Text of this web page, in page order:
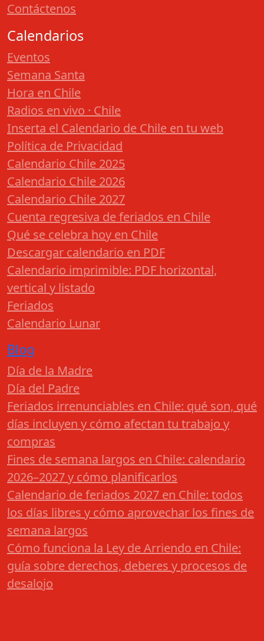
Contáctenos
Calendarios
Eventos
Semana Santa
Hora en Chile
Radios en vivo · Chile
Inserta el Calendario de Chile en tu web
Política de Privacidad
Calendario Chile 2025
Calendario Chile 2026
Calendario Chile 2027
Cuenta regresiva de feriados en Chile
Qué se celebra hoy en Chile
Descargar calendario en PDF
Calendario imprimible: PDF horizontal,
vertical y listado
Feriados
Calendario Lunar
Blog
Día de la Madre
Día del Padre
Feriados irrenunciables en Chile: qué son, qué
días incluyen y cómo afectan tu trabajo y
compras
Fines de semana largos en Chile: calendario
2026–2027 y cómo planificarlos
Calendario de feriados 2027 en Chile: todos
los días libres y cómo aprovechar los fines de
semana largos
Cómo funciona la Ley de Arriendo en Chile:
guía sobre derechos, deberes y procesos de
desalojo